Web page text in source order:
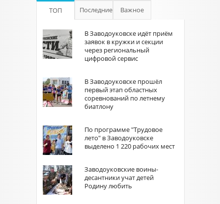
ТОП Последние Важное
В Заводоуковске идёт приём
заявок в кружки и секции
через региональный
цифровой сервис
В Заводоуковске прошёл
первый этап областных
соревнований по летнему
биатлону
По программе "Трудовое
лето" в Заводоуковске
выделено 1 220 рабочих мест
Заводоуковские воины-
десантники учат детей
Родину любить